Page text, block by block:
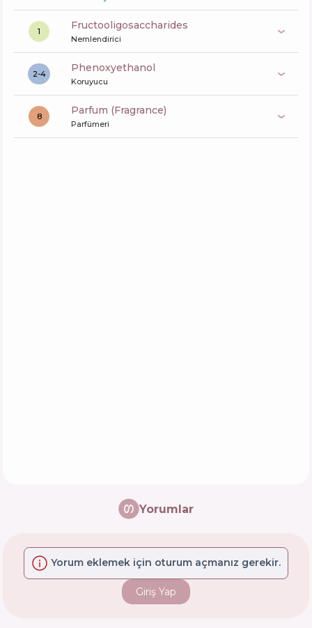
1 fructooligosaccharides
Nemlendirici
2-4 phenoxyethanol
Koruyucu
8 Parfum (Fragrance)
Parfümeri
Yorumlar
Yorum eklemek için oturum açmanız gerekir.
Giriş Yap